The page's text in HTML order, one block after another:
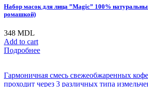
Набор масок для лица ”Magic” 100%
ромашкой)
348 MDL
Add to cart
Подробнее
Гармоничная смесь свежеобжаренных
проходит через 3 различных типа